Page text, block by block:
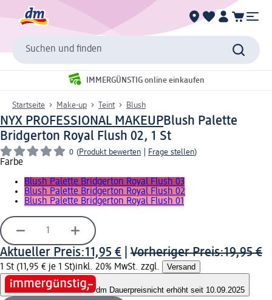
Suchen und finden
IMMERGÜNSTIG online einkaufen
Startseite Make-up Teint Blush
NYX PROFESSIONAL MAKEUPBlush Palette
Bridgerton Royal Flush 02, 1 St
0 (Produkt bewerten Frage stellen)
Farbe
Blush Palette Bridgerton Royal Flush 03
Blush Palette Bridgerton Royal Flush 02
Blush Palette Bridgerton Royal Flush 01
Aktueller Preis:11,95 € Vorheriger Preis:19,95 €
1 St (11,95 € je 1 St)inkl. 20% MwSt. zzgl. Versand
dm Dauerpreisnicht erhöht seit 10.09.2025